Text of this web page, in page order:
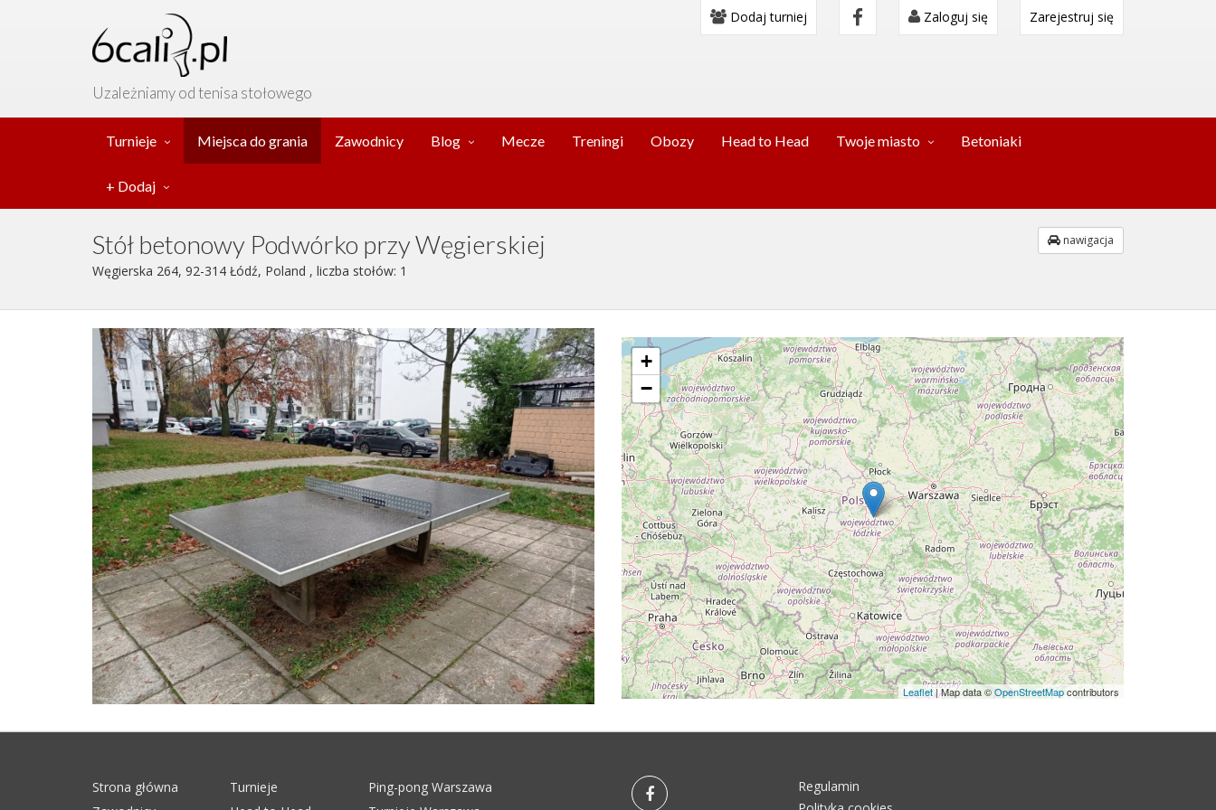
Uzależniamy od tenisa stołowego
Dodaj turniej Zaloguj się Zarejestruj się
Turnieje Miejsca do grania Zawodnicy Blog Mecze Treningi Obozy Head to Head Twoje miasto Betoniaki
+ Dodaj
Stół betonowy Podwórko przy Węgierskiej
Węgierska 264, 92-314 Łódź, Poland , liczba stołów: 1
nawigacja
+
−
Leaflet| Map data ©OpenStreetMapcontributors
Strona główna Turnieje
Ping-pong Warszawa
Regulamin